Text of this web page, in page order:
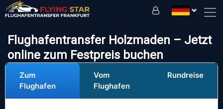
Flughafentransfer Holzmaden – Jetzt
online zum Festpreis buchen
Zum
Flughafen
Vom
Flughafen
Rundreise